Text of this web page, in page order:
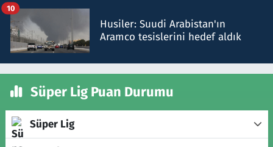
Husiler: Suudi Arabistan'ın
Aramco tesislerini hedef aldık
10
Süper Lig Puan Durumu
Süper Lig